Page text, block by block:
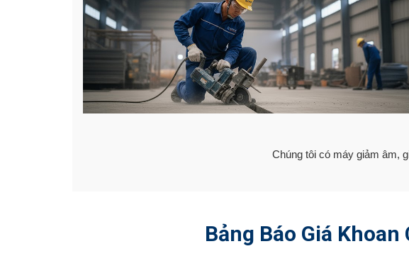
Chúng tôi có máy giảm âm,
Bảng Báo Giá Khoan